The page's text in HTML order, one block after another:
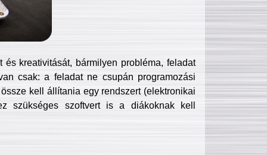
kreativitását, bármilyen probléma, feladat
csak: a feladat ne csupán programozási
kell állítania egy rendszert (elektronikai
szükséges szoftvert is a diákoknak kell